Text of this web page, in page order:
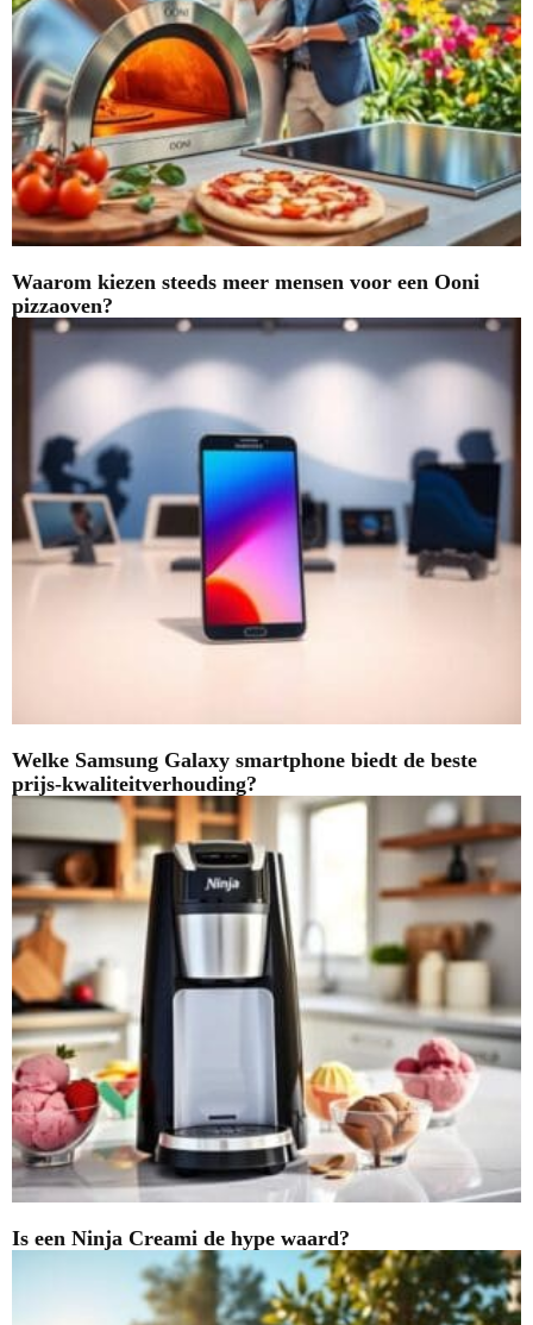
Waarom kiezen steeds meer mensen voor een Ooni
pizzaoven?
Welke Samsung Galaxy smartphone biedt de beste
prijs-kwaliteitverhouding?
Is een Ninja Creami de hype waard?